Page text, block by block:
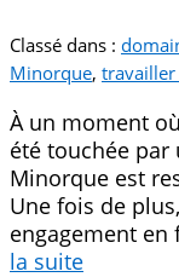
Classé dans :
Minorque,
À un moment
été touchée par
Minorque est
Une fois de
engagement en
la suite­­